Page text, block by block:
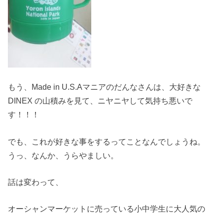
もう、Made in U.S.Aマニアのだんなさんは、大好きな
DINEX の山積みを見て、ニヤニヤして気持ち悪いで
す！！！
でも、これが好きな事をするってことなんでしょうね。
うっ、なんか、うらやましい。
話は変わって、
オーシャンマーケットに売っている小中学生に大人気の